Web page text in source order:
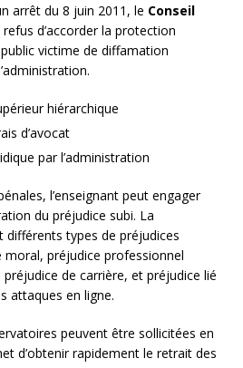
arrêt du 8 juin 2011, le Conseil
d’accorder la protection
victime de diffamation
hiérarchique
d’avocat
par l’administration
l’enseignant peut engager
du préjudice subi. La
différents types de préjudices
moral, préjudice professionnel
de carrière, et préjudice lié
attaques en ligne.
peuvent être sollicitées en
d’obtenir rapidement le retrait des